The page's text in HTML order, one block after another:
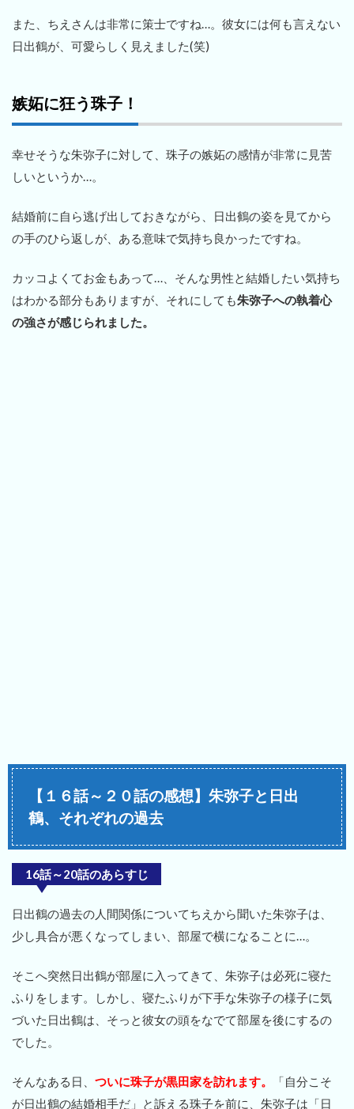
また、ちえさんは非常に策士ですね…。彼女には何も言えない
日出鶴が、可愛らしく見えました(笑)
嫉妬に狂う珠子！
幸せそうな朱弥子に対して、珠子の嫉妬の感情が非常に見苦
しいというか…。
結婚前に自ら逃げ出しておきながら、日出鶴の姿を見てから
の手のひら返しが、ある意味で気持ち良かったですね。
カッコよくてお金もあって…、そんな男性と結婚したい気持ち
はわかる部分もありますが、それにしても朱弥子への執着心
の強さが感じられました。
【１６話～２０話の感想】朱弥子と日出
鶴、それぞれの過去
16話～20話のあらすじ
日出鶴の過去の人間関係についてちえから聞いた朱弥子は、
少し具合が悪くなってしまい、部屋で横になることに…。
そこへ突然日出鶴が部屋に入ってきて、朱弥子は必死に寝た
ふりをします。しかし、寝たふりが下手な朱弥子の様子に気
づいた日出鶴は、そっと彼女の頭をなでて部屋を後にするの
でした。
そんなある日、 ついに珠子が黒田家を訪れます。
「自分こそ
が日出鶴の結婚相手だ」と訴える珠子を前に、朱弥子は「日